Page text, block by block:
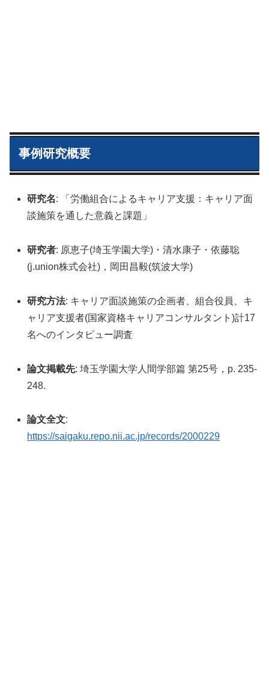
事例研究概要
研究名: 「労働組合によるキャリア支援：キャリア面
談施策を通した意義と課題」
研究者: 原恵子(埼玉学園大学)・清水康子・依藤聡
(j.union株式会社)，岡田昌毅(筑波大学)
研究方法: キャリア面談施策の企画者、組合役員、キ
ャリア支援者(国家資格キャリアコンサルタント)計17
名へのインタビュー調査
論文掲載先: 埼玉学園大学人間学部篇 第25号，p. 235-
248.
論文全文:
https://saigaku.repo.nii.ac.jp/records/2000229